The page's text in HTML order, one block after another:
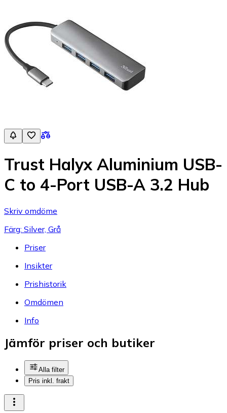
Trust Halyx Aluminium USB-
C to 4-Port USB-A 3.2 Hub
Skriv omdöme
Färg: Silver, Grå
Priser
Insikter
Prishistorik
Omdömen
Info
Jämför priser och butiker
Alla filter
Pris inkl. frakt